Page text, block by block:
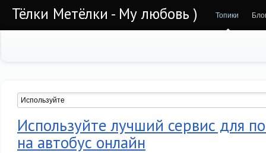
Тёлки Метёлки - Му любовь ) Топики
Используйте лучший сервис для
на автобус онлайн